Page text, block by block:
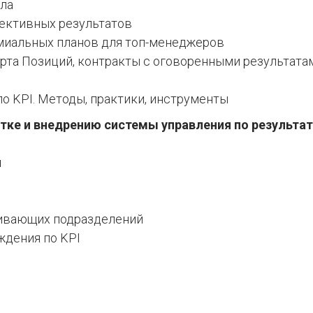
результатов
планов для топ-менеджеров
Позиций, контракты с оговоренными
KPI. Методы, практики, инструменты
и внедрению системы управления по
подразделений
по KPI